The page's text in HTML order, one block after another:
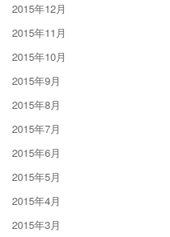
2015年12月
2015年11月
2015年10月
2015年9月
2015年8月
2015年7月
2015年6月
2015年5月
2015年4月
2015年3月